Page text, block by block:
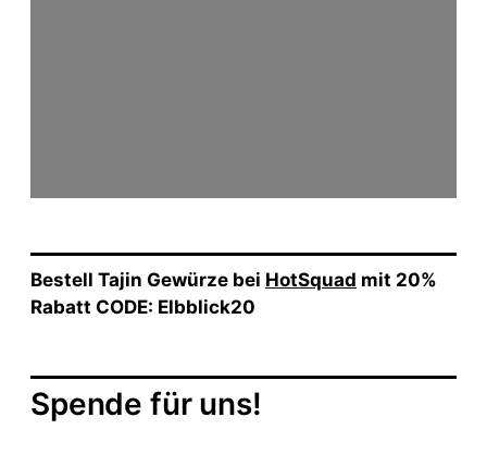
Bestell Tajin Gewürze bei HotSquad mit 20%
Rabatt CODE: Elbblick20
Spende für uns!